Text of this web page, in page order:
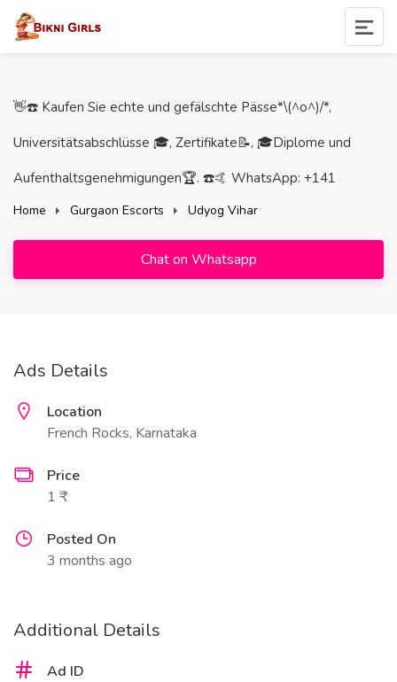
👋☎️ Kaufen Sie echte und gefälschte Pässe*\(^o^)/*,
Universitätsabschlüsse 🎓, Zertifikate📝, 🎓Diplome und
Aufenthaltsgenehmigungen🏆. ☎️🤙 WhatsApp: +141
Home Gurgaon Escorts Udyog Vihar
Chat on Whatsapp
Ads Details
Location
French Rocks, Karnataka
Price
1 ₹
Posted On
3 months ago
Additional Details
Ad ID